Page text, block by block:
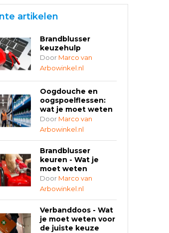
artikelen
Brandblusser
keuzehulp
Door Marco van
Arbowinkel.nl
Oogdouche en
oogspoelflessen:
wat je moet weten
Door Marco van
Arbowinkel.nl
Brandblusser
keuren - Wat je
moet weten
Door Marco van
Arbowinkel.nl
Verbanddoos - Wat
je moet weten voor
de juiste keuze